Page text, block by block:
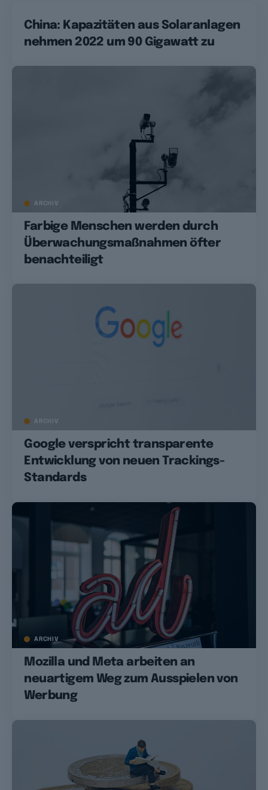
China: Kapazitäten aus Solaranlagen
nehmen 2022 um 90 Gigawatt zu
ARCHIV
Farbige Menschen werden durch
Überwachungsmaßnahmen öfter
benachteiligt
ARCHIV
Google verspricht transparente
Entwicklung von neuen Trackings-
Standards
ARCHIV
Mozilla und Meta arbeiten an
neuartigem Weg zum Ausspielen von
Werbung